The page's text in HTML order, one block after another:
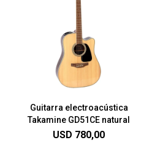
Guitarra electroacústica
Takamine GD51CE natural
USD 780,00